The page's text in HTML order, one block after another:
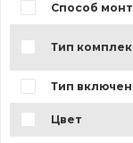
Способ
Тип
Тип
Цвет